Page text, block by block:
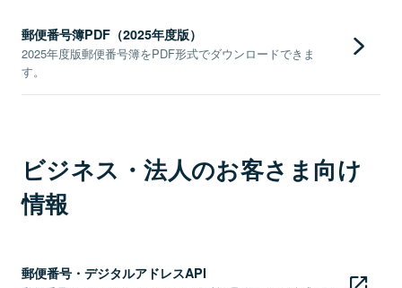
郵便番号簿PDF（2025年度版）
2025年度版郵便番号簿をPDF形式でダウンロードできま
す。
ビジネス・法人のお客さま向け
情報
郵便番号・デジタルアドレスAPI